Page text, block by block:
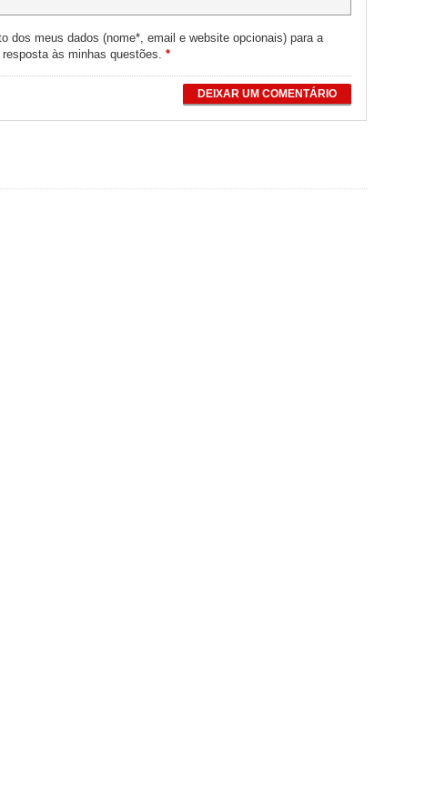
dos meus dados (nome*, email e website opcionais) para a
às minhas questões. *
DEIXAR UM COMENTÁRIO